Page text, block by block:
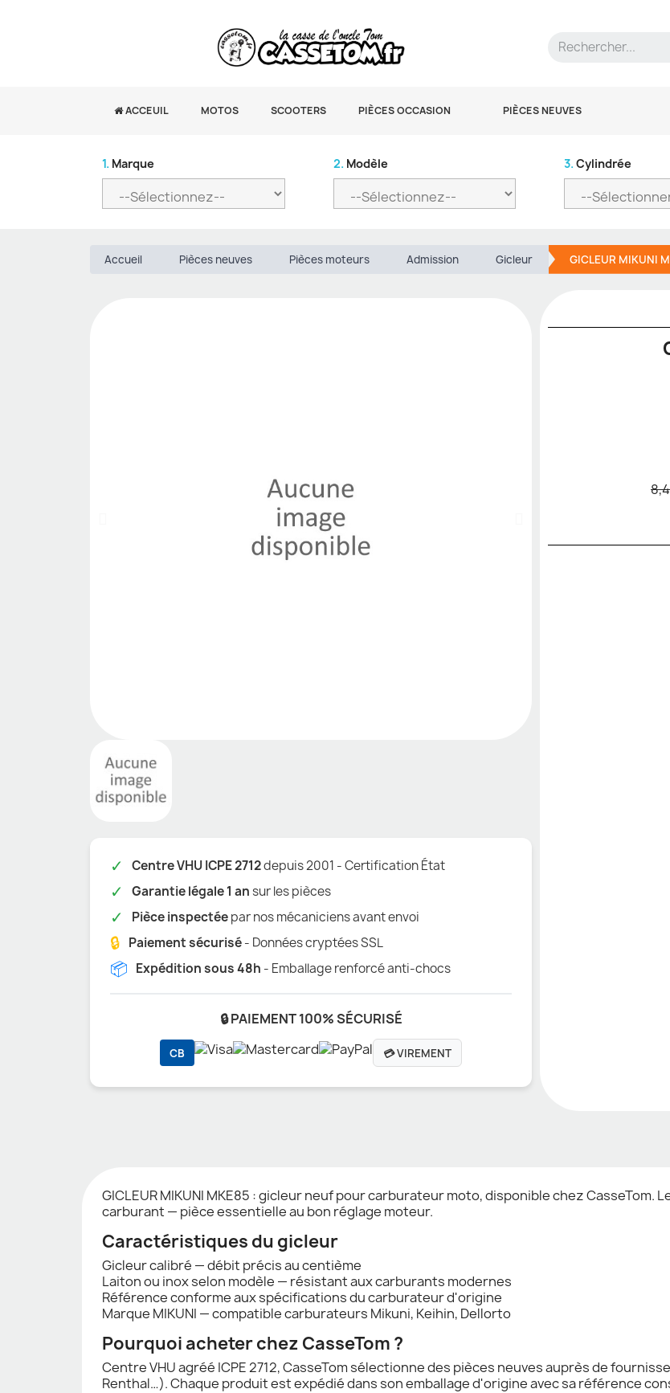
ACCEUIL MOTOS SCOOTERS PIÈCES OCCASION PIÈCES NEUVES
1. Marque 2. Modèle 3. Cylindrée
Accueil Pièces neuves Pièces moteurs Admission Gicleur GICLEUR MIKUNI
✓ Centre VHU ICPE 2712depuis 2001 - Certification État
✓ Garantie légale 1 ansur les pièces
✓ Pièce inspectéepar nos mécaniciens avant envoi
🔒 Paiement sécurisé- Données cryptées SSL
📦 Expédition sous 48h - Emballage renforcé anti-chocs
🔒 PAIEMENT 100% SÉCURISÉ
CB 💳 VIREMENT
GICLEUR MIKUNI MKE85 : gicleur neuf pour carburateur moto, disponible chez
carburant — pièce essentielle au bon réglage moteur.
Caractéristiques du gicleur
Gicleur calibré — débit précis au centième
Laiton ou inox selon modèle — résistant aux carburants modernes
Référence conforme aux spécifications du carburateur d'origine
Marque MIKUNI — compatible carburateurs Mikuni, Keihin, Dellorto
Pourquoi acheter chez CasseTom ?
Centre VHU agréé ICPE 2712, CasseTom sélectionne des pièces neuves auprès de
Renthal…). Chaque produit est expédié dans son emballage d'origine avec sa référence